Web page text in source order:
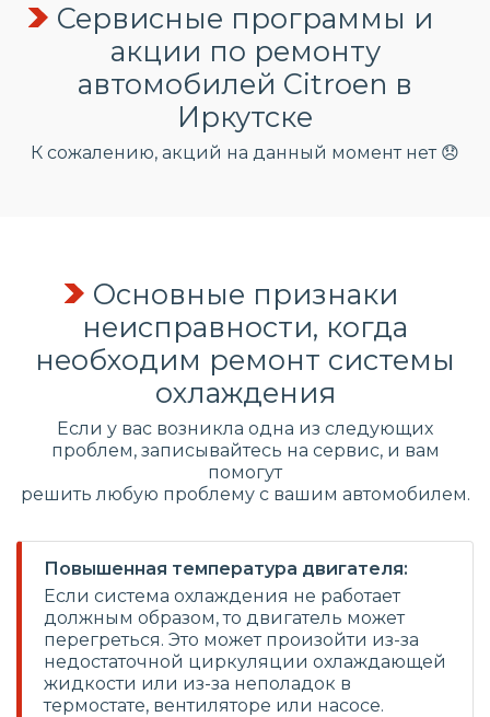
Сервисные программы и
акции по ремонту
автомобилей Citroen в
Иркутске
К сожалению, акций на данный момент нет 😞
Основные признаки
неисправности, когда
необходим ремонт системы
охлаждения
Если у вас возникла одна из следующих
проблем, записывайтесь на сервис, и вам
помогут
решить любую проблему с вашим автомобилем.
Повышенная температура двигателя:
Если система охлаждения не работает
должным образом, то двигатель может
перегреться. Это может произойти из-за
недостаточной циркуляции охлаждающей
жидкости или из-за неполадок в
термостате, вентиляторе или насосе.